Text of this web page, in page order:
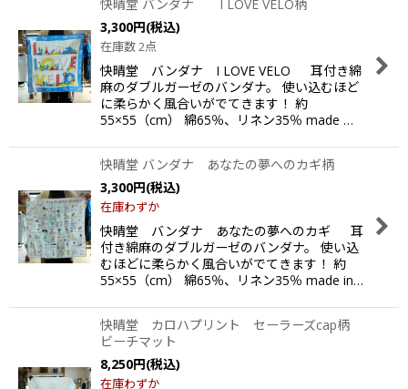
快晴堂 バンダナ I LOVE VELO柄
3,300円(税込)
在庫数 2点
快晴堂 バンダナ I LOVE VELO 耳付き綿
麻のダブルガーゼのバンダナ。 使い込むほど
に柔らかく風合いがでてきます！ 約
55×55（cm） 綿65％、リネン35％ made …
快晴堂 バンダナ あなたの夢へのカギ柄
3,300円(税込)
在庫わずか
快晴堂 バンダナ あなたの夢へのカギ 耳
付き綿麻のダブルガーゼのバンダナ。 使い込
むほどに柔らかく風合いがでてきます！ 約
55×55（cm） 綿65％、リネン35％ made in…
快晴堂 カロハプリント セーラーズcap柄
ビーチマット
8,250円(税込)
在庫わずか